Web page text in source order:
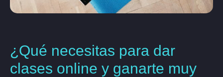
¿Qué necesitas para dar
clases online y ganarte muy